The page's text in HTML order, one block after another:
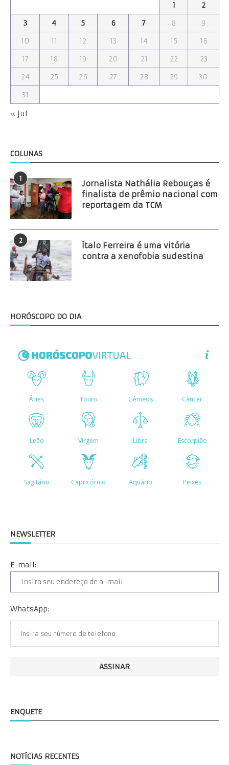
1
2
3
4 5 6 7 8
9
10
11 12 13 14 15
16
17
18 19 20 21 22
23
24
25 26 27 28 29
30
31
« jul
COLUNAS
1
Jornalista Nathália Rebouças é
finalista de prêmio nacional com
reportagem da TCM
2
Ítalo Ferreira é uma vitória
contra a xenofobia sudestina
HORÓSCOPO DO DIA
NEWSLETTER
E-mail:
WhatsApp:
ENQUETE
NOTÍCIAS RECENTES